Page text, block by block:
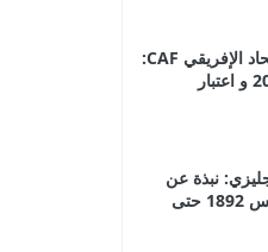
قرار لجنة الإستئناف بالإتحاد الإفريقي CAF:
المغرب بطلاً لإفريقيا 2025 و اعتبار
نبذة عن
تاريخ الماغبايز من التأسيس 1892 حتى